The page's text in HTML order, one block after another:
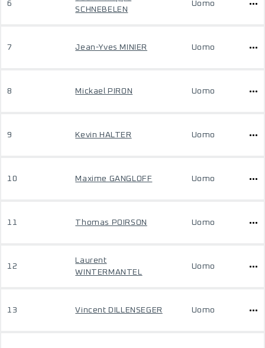
6
SCHNEBELEN
Uomo
7 Jean-Yves MINIER Uomo
8 Mickael PIRON Uomo
9 Kevin HALTER Uomo
10 Maxime GANGLOFF Uomo
11 Thomas POIRSON Uomo
12
Laurent
WINTERMANTEL
Uomo
13 Vincent DILLENSEGER Uomo